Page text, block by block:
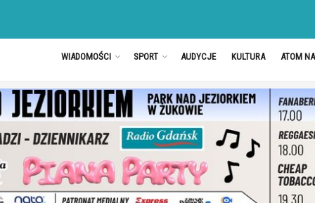
WIADOMOŚCI SPORT AUDYCJE KULTURA ATOM